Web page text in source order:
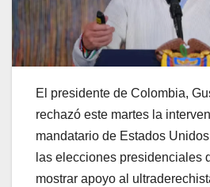
El presidente de Colombia,
rechazó este martes la
mandatario de Estados
las elecciones presidenciales
mostrar apoyo al